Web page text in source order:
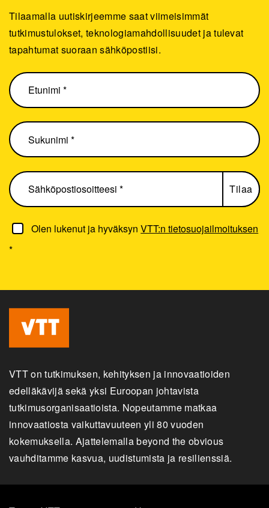
Olen lukenut ja hyväksynVTT:n tietosuojailmoituksen
*
Tilaamalla uutiskirjeemme saat viimeisimmät
tutkimustulokset, teknologiamahdollisuudet ja tulevat
tapahtumat suoraan sähköpostiisi.
VTT on tutkimuksen, kehityksen ja innovaatioiden
edelläkävijä sekä yksi Euroopan johtavista
tutkimusorganisaatioista. Nopeutamme matkaa
innovaatiosta vaikuttavuuteen yli 80 vuoden
kokemuksella. Ajattelemalla beyond the obvious
vauhditamme kasvua, uudistumista ja resilienssiä.